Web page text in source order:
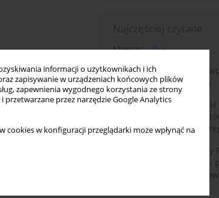
informacji o użytkownikach i ich
zapisywanie w urządzeniach końcowych plików
zapewnienia wygodnego korzystania ze strony
przetwarzane przez narzędzie Google Analytics
cookies w konfiguracji przeglądarki może wpłynąć na
Najczęściej czytane
Miesiąc
Rok
Leczenie bezsenności –
leków nasennych na sen
Fałszywie dodatnie
narkotykowych u
leki psychotropowe –
Montrealska Skala Oceny
Poznawczych MoCA
metody i badania nad